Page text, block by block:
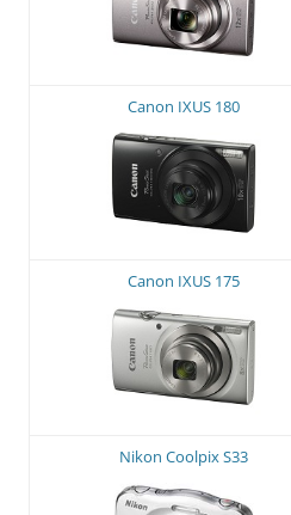
Canon IXUS 180
Canon IXUS 175
Nikon Coolpix S33